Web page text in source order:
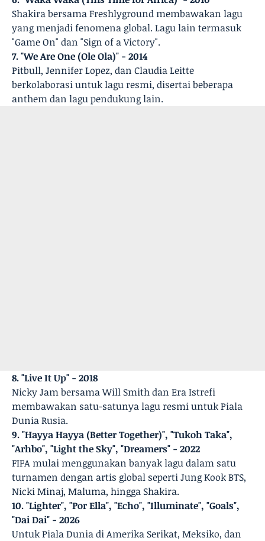
Shakira bersama Freshlyground membawakan lagu
yang menjadi fenomena global. Lagu lain termasuk
"Game On" dan "Sign of a Victory".
7. "We Are One (Ole Ola)" - 2014
Pitbull, Jennifer Lopez, dan Claudia Leitte
berkolaborasi untuk lagu resmi, disertai beberapa
anthem dan lagu pendukung lain.
8. "Live It Up" - 2018
Nicky Jam bersama Will Smith dan Era Istrefi
membawakan satu-satunya lagu resmi untuk Piala
Dunia Rusia.
9. "Hayya Hayya (Better Together)", "Tukoh Taka",
"Arhbo", "Light the Sky", "Dreamers" - 2022
FIFA mulai menggunakan banyak lagu dalam satu
turnamen dengan artis global seperti Jung Kook BTS,
Nicki Minaj, Maluma, hingga Shakira.
10. "Lighter", "Por Ella", "Echo", "Illuminate", "Goals",
"Dai Dai" - 2026
Untuk Piala Dunia di Amerika Serikat, Meksiko, dan